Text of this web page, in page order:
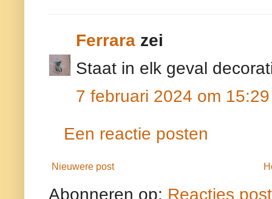
Ferrara zei
Staat in elk geval
7 februari 2024 om 15:29
Een reactie posten
Nieuwere post
Abonneren op: Reacties